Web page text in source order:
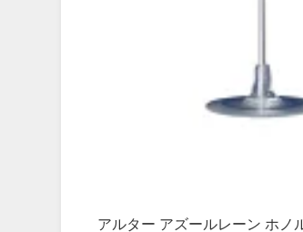
アルター アズールレーン ホノ